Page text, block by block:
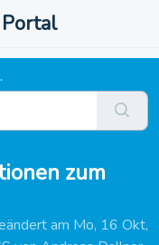
zum
am Mo, 16 Okt,